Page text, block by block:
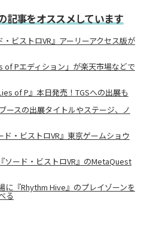
記事をオススメしています
ビストロVR』アーリーアクセス版が
of Pエディション」が楽天市場などで
of P』本日発売！TGSへの出展も
ースの出展タイトルやステージ、ノ
・ビストロVR』東京ゲームショウ
ソード・ビストロVR』のMetaQuest
に『Rhythm Hive』のプレイゾーンを
る